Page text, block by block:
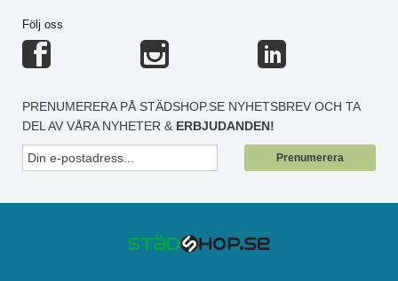
Följ oss
PRENUMERERA PÅ STÄDSHOP.SE NYHETSBREV OCH TA
DEL AV VÅRA NYHETER & ERBJUDANDEN!
Prenumerera